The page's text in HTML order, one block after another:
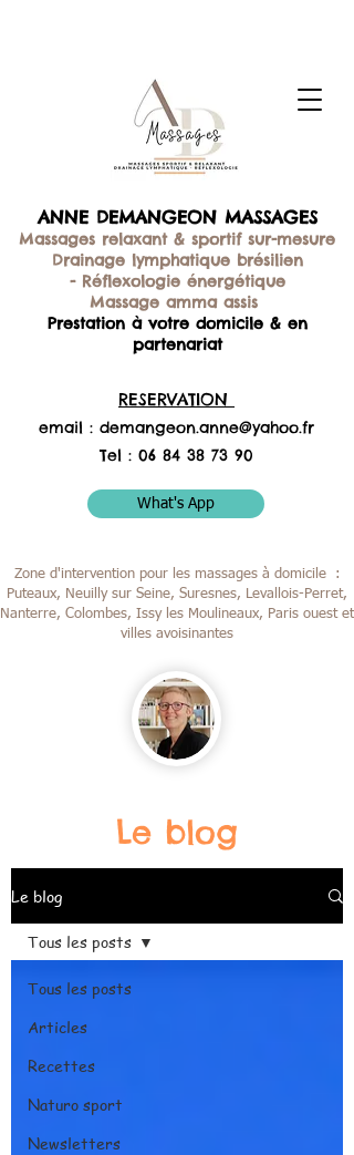
ANNE DEMANGEON MASSAGES
Massages relaxant & sportif sur-mesure
Drainage lymphatique brésilien
- Réflexologie énergétique
Massage amma assis
Prestation à votre domicile & en
partenariat
RESERVATION
email : demangeon.anne@yahoo.fr
Tel : 06 84 38 73 90
What's App
Zone d'intervention pour les massages à domicile :
Puteaux, Neuilly sur Seine, Suresnes, Levallois-Perret,
Nanterre, Colombes, Issy les Moulineaux, Paris ouest et
villes avoisinantes
Le blog
Le blog
Tous les posts
Articles
Recettes
Naturo sport
Newsletters
Tous les posts